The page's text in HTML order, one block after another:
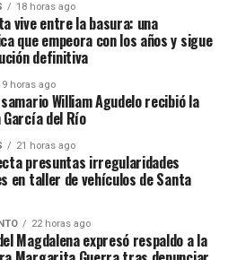
18 horas ago
vive entre la basura: una
que empeora con los años y sigue
definitiva
horas ago
William Agudelo recibió la
García del Río
21 horas ago
presuntas irregularidades
en taller de vehículos de Santa
22 horas ago
Magdalena expresó respaldo a la